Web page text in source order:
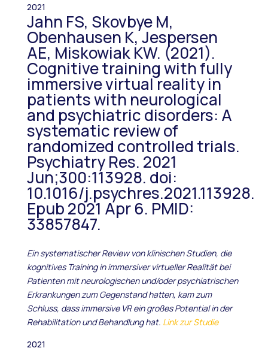
2021
Jahn FS, Skovbye M,
Obenhausen K, Jespersen
AE, Miskowiak KW. (2021).
Cognitive training with fully
immersive virtual reality in
patients with neurological
and psychiatric disorders: A
systematic review of
randomized controlled trials.
Psychiatry Res. 2021
Jun;300:113928. doi:
10.1016/j.psychres.2021.113928.
Epub 2021 Apr 6. PMID:
33857847.
Ein systematischer Review von klinischen Studien, die
kognitives Training in immersiver virtueller Realität bei
Patienten mit neurologischen und/oder psychiatrischen
Erkrankungen zum Gegenstand hatten, kam zum
Schluss, dass immersive VR ein großes Potential in der
Rehabilitation und Behandlung hat. Link zur Studie
2021